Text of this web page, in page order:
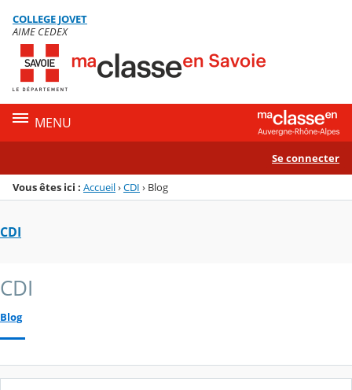
Menu de la rubrique
Contenu
COLLEGE JOVET
AIME CEDEX
MENU
Se connecter
Vous êtes ici : Accueil›CDI › Blog
CDI
CDI
Blog